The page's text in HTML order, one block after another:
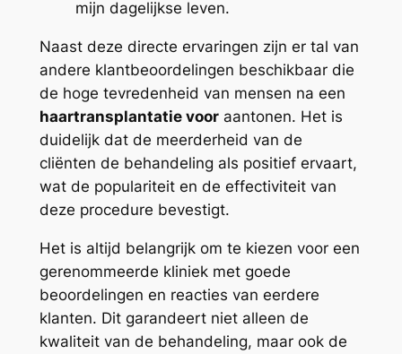
mijn dagelijkse leven.
Naast deze directe ervaringen zijn er tal van
andere klantbeoordelingen beschikbaar die
de hoge tevredenheid van mensen na een
haartransplantatie vooraantonen. Het is
duidelijk dat de meerderheid van de
cliënten de behandeling als positief ervaart,
wat de populariteit en de effectiviteit van
deze procedure bevestigt.
Het is altijd belangrijk om te kiezen voor een
gerenommeerde kliniek met goede
beoordelingen en reacties van eerdere
klanten. Dit garandeert niet alleen de
kwaliteit van de behandeling, maar ook de